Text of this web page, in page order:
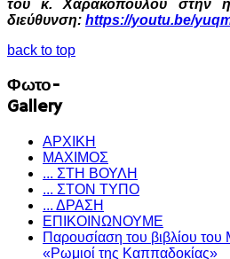
του κ. Χαρακόπουλου στην
διεύθυνση: https://youtu.be/
back to top
Φωτο-
Gallery
ΑΡΧΙΚΗ
ΜΑΧΙΜΟΣ
... ΣΤΗ ΒΟΥΛΗ
... ΣΤΟΝ ΤΥΠΟ
... ΔΡΑΣΗ
ΕΠΙΚΟΙΝΩΝΟΥΜΕ
Παρουσίαση του βιβλίου
«Ρωμιοί της Καππαδοκίας»